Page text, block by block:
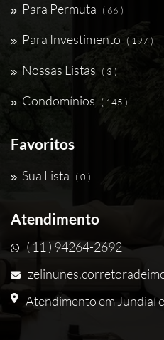
Para Permuta ( 66 )
Para Investimento ( 197 )
Nossas Listas ( 3 )
Condomínios ( 145 )
Favoritos
Sua Lista ( 0 )
Atendimento
( 11 ) 94264-2692
Atendimento em Jundiaí